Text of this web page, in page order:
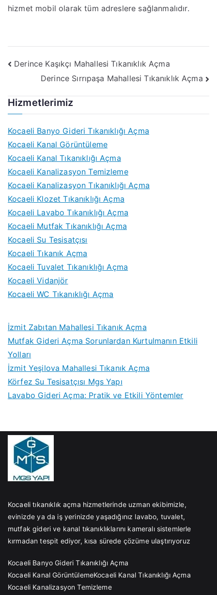
hizmet mobil olarak tüm adreslere sağlanmalıdır.
Yazı
gezinmesi
Derince Kaşıkçı Mahallesi Tıkanıklık Açma
Derince Sırrıpaşa Mahallesi Tıkanıklık Açma
Hizmetlerimiz
Kocaeli Banyo Gideri Tıkanıklığı Açma
Kocaeli Kanal Görüntüleme
Kocaeli Kanal Tıkanıklığı Açma
Kocaeli Kanalizasyon Temizleme
Kocaeli Kanalizasyon Tıkanıklığı Açma
Kocaeli Klozet Tıkanıklığı Açma
Kocaeli Lavabo Tıkanıklığı Açma
Kocaeli Mutfak Tıkanıklığı Açma
Kocaeli Su Tesisatçısı
Kocaeli Tıkanık Açma
Kocaeli Tuvalet Tıkanıklığı Açma
Kocaeli Vidanjör
Kocaeli WC Tıkanıklığı Açma
İzmit Zabıtan Mahallesi Tıkanık Açma
Mutfak Gideri Açma Sorunlardan Kurtulmanın Etkili
Yolları
İzmit Yeşilova Mahallesi Tıkanık Açma
Körfez Su Tesisatçısı Mgs Yapı
Lavabo Gideri Açma: Pratik ve Etkili Yöntemler
Kocaeli tıkanıklık açma hizmetlerinde uzman ekibimizle,
evinizde ya da iş yerinizde yaşadığınız lavabo, tuvalet,
mutfak gideri ve kanal tıkanıklıklarını kameralı sistemlerle
kırmadan tespit ediyor, kısa sürede çözüme ulaştırıyoruz
Kocaeli Banyo Gideri Tıkanıklığı Açma
Kocaeli Kanal GörüntülemeKocaeli Kanal Tıkanıklığı Açma
Kocaeli Kanalizasyon Temizleme